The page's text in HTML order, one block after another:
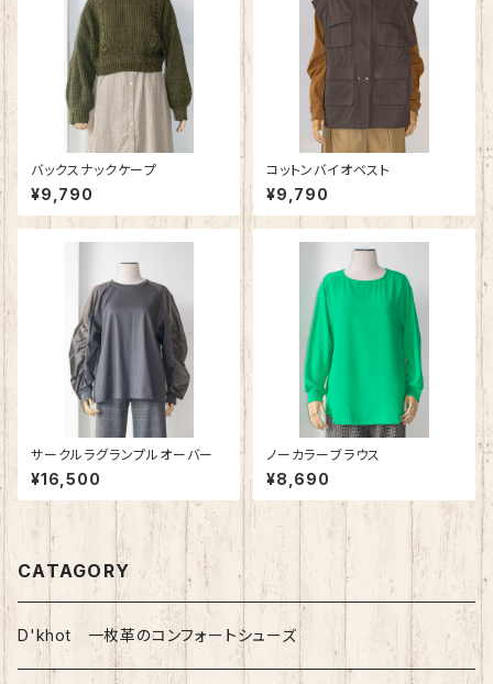
バックスナックケープ
¥9,790
コットンバイオベスト
¥9,790
サークルラグランプルオーバー
¥16,500
ノーカラーブラウス
¥8,690
CATAGORY
D'khot 一枚革のコンフォートシューズ